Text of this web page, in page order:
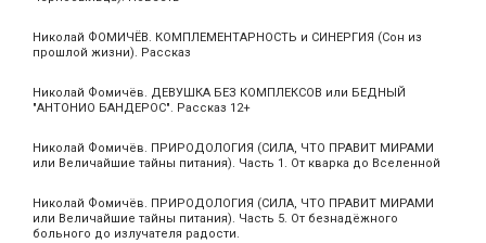
Николай ФОМИЧЁВ. КОМПЛЕМЕНТАРНОСТЬ и СИНЕРГИЯ (Сон из
прошлой жизни). Рассказ
Николай Фомичёв. ДЕВУШКА БЕЗ КОМПЛЕКСОВ или БЕДНЫЙ
"АНТОНИО БАНДЕРОС". Рассказ 12+
Николай Фомичёв. ПРИРОДОЛОГИЯ (СИЛА, ЧТО ПРАВИТ МИРАМИ
или Величайшие тайны питания). Часть 1. От кварка до Вселенной
Николай Фомичёв. ПРИРОДОЛОГИЯ (СИЛА, ЧТО ПРАВИТ МИРАМИ
или Величайшие тайны питания). Часть 5. От безнадёжного
больного до излучателя радости.